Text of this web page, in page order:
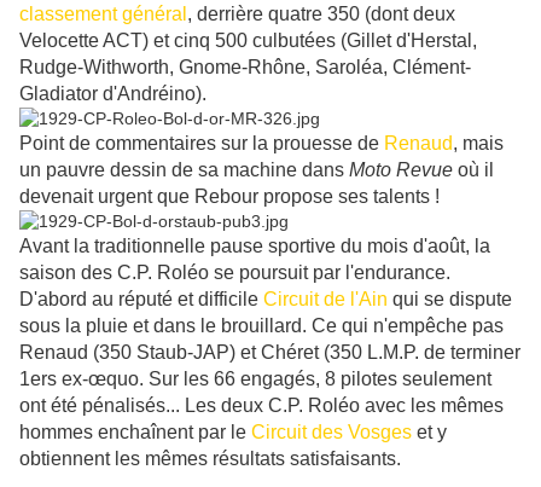
classement général , derrière quatre 350 (dont deux
Velocette ACT) et cinq 500 culbutées (Gillet d'Herstal,
Rudge-Withworth, Gnome-Rhône, Saroléa, Clément-
Gladiator d'Andréino).
Point de commentaires sur la prouesse de Renaud, mais
un pauvre dessin de sa machine dans Moto Revue où il
devenait urgent que Rebour propose ses talents !
Avant la traditionnelle pause sportive du mois d'août, la
saison des C.P. Roléo se poursuit par l'endurance.
D'abord au réputé et difficile Circuit de l'Ain qui se dispute
sous la pluie et dans le brouillard. Ce qui n'empêche pas
Renaud (350 Staub-JAP) et Chéret (350 L.M.P. de terminer
1ers ex-œquo. Sur les 66 engagés, 8 pilotes seulement
ont été pénalisés... Les deux C.P. Roléo avec les mêmes
hommes enchaînent par le Circuit des Vosges et y
obtiennent les mêmes résultats satisfaisants.